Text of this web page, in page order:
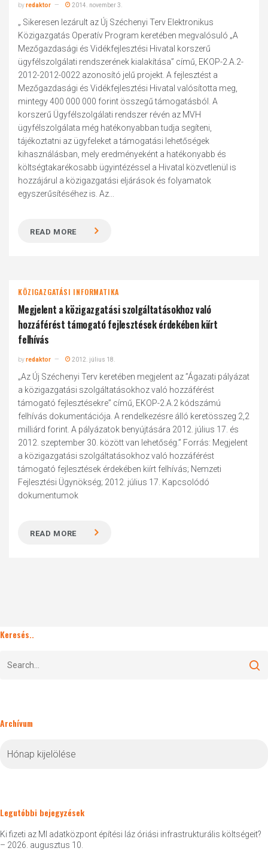
byredaktor 2014. november 3.
„ Sikeresen lezárult az Új Széchenyi Terv Elektronikus
Közigazgatás Operatív Program keretében megvalósuló „A
Mezőgazdasági és Vidékfejlesztési Hivatal korszerű
ügyfélszolgálati rendszerének kialakítása” című, EKOP-2.A.2-
2012-2012-0022 azonosító jelű projekt. A fejlesztést a
Mezőgazdasági és Vidékfejlesztési Hivatal valósította meg,
mintegy 400 000 000 forint összegű támogatásból. A
korszerű Ügyfélszolgálati rendszer révén az MVH
ügyfélszolgálata még hatékonyabban tudja segíteni,
tájékoztatni az ügyfeleket a támogatási lehetőségek
kihasználásban, mely eredményeként a hatékonyabb és
költségtakarékosabb ügyintézéssel a Hivatal közvetlenül is
hozzájárul a közigazgatási eljárások és folyamatok
egyszerűsítéséhez is. Az...
READ MORE
KÖZIGAZGATÁSI INFORMATIKA
Megjelent a közigazgatási szolgáltatásokhoz való
hozzáférést támogató fejlesztések érdekében kiírt
felhívás
byredaktor 2012. július 18.
„Az Új Széchenyi Terv keretében megjelent az ”Ágazati pályázat
a közigazgatási szolgáltatásokhoz való hozzáférést
támogató fejlesztésekre” című, EKOP-2.A.2 kódszámú
felhívás dokumentációja. A rendelkezésre álló keretösszeg 2,2
milliárd forint. A pályázatok benyújtására 2012. július 17. és
2012. szeptember 30. között van lehetőség.” Forrás: Megjelent
a közigazgatási szolgáltatásokhoz való hozzáférést
támogató fejlesztések érdekében kiírt felhívás; Nemzeti
Fejlesztési Ügynökség; 2012. július 17. Kapcsolódó
dokumentumok
READ MORE
Keresés..
Archívum
Legutóbbi bejegyzések
Ki fizeti az MI adatközpont építési láz óriási infrastrukturális költségeit?
– 2026. augusztus 10.